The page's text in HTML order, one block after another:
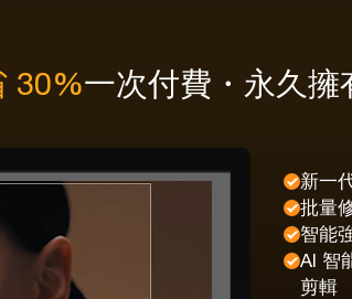
30%一次付費・永久擁
新一
批量
智能
AI 智
剪輯